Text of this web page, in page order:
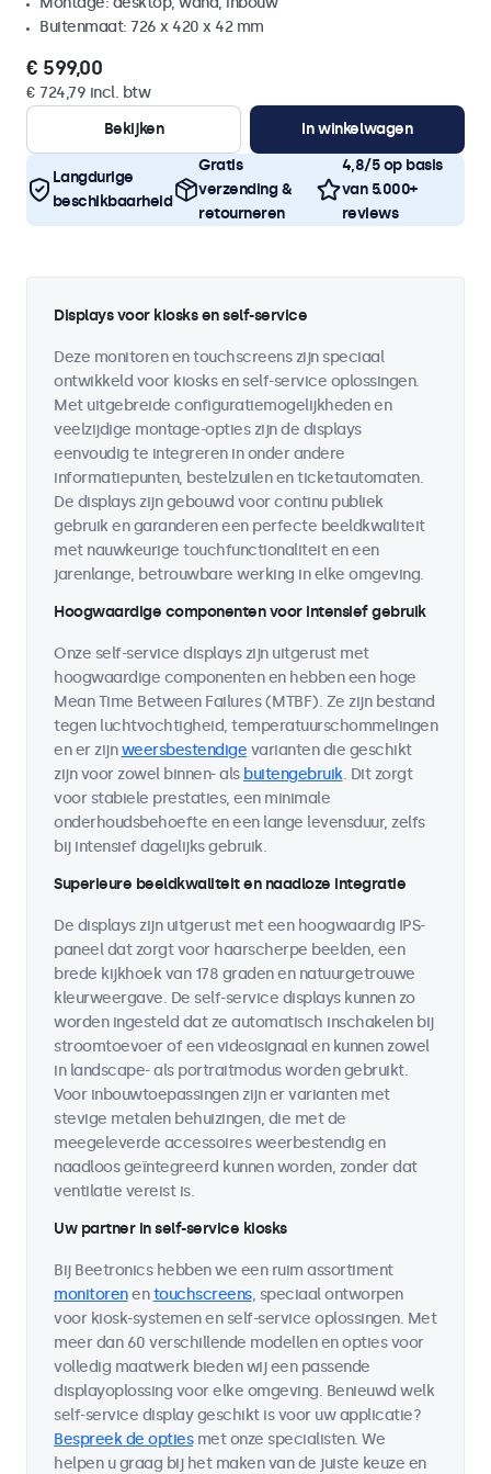
Buitenmaat: 726 x 420 x 42 mm
€ 599,00
€ 724,79 incl. btw
Bekijken
In winkelwagen
Langdurige
beschikbaarheid
Gratis
verzending &
retourneren
4,8/5 op basis
van 5.000+
reviews
Displays voor kiosks en self-service
Deze monitoren en touchscreens zijn speciaal
ontwikkeld voor kiosks en self-service oplossingen.
Met uitgebreide configuratiemogelijkheden en
veelzijdige montage-opties zijn de displays
eenvoudig te integreren in onder andere
informatiepunten, bestelzuilen en ticketautomaten.
De displays zijn gebouwd voor continu publiek
gebruik en garanderen een perfecte beeldkwaliteit
met nauwkeurige touchfunctionaliteit en een
jarenlange, betrouwbare werking in elke omgeving.
Hoogwaardige componenten voor intensief gebruik
Onze self-service displays zijn uitgerust met
hoogwaardige componenten en hebben een hoge
Mean Time Between Failures (MTBF). Ze zijn bestand
tegen luchtvochtigheid, temperatuurschommelingen
en er zijnweersbestendige varianten die geschikt
zijn voor zowel binnen- als buitengebruik. Dit zorgt
voor stabiele prestaties, een minimale
onderhoudsbehoefte en een lange levensduur, zelfs
bij intensief dagelijks gebruik.
Superieure beeldkwaliteit en naadloze integratie
De displays zijn uitgerust met een hoogwaardig IPS-
paneel dat zorgt voor haarscherpe beelden, een
brede kijkhoek van 178 graden en natuurgetrouwe
kleurweergave. De self-service displays kunnen zo
worden ingesteld dat ze automatisch inschakelen bij
stroomtoevoer of een videosignaal en kunnen zowel
in landscape- als portraitmodus worden gebruikt.
Voor inbouwtoepassingen zijn er varianten met
stevige metalen behuizingen, die met de
meegeleverde accessoires weerbestendig en
naadloos geïntegreerd kunnen worden, zonder dat
ventilatie vereist is.
Uw partner in self-service kiosks
Bij Beetronics hebben we een ruim assortiment
monitorenentouchscreens, speciaal ontworpen
voor kiosk-systemen en self-service oplossingen. Met
meer dan 60 verschillende modellen en opties voor
volledig maatwerk bieden wij een passende
displayoplossing voor elke omgeving. Benieuwd welk
self-service display geschikt is voor uw applicatie?
Bespreek de optiesmet onze specialisten. We
helpen u graag bij het maken van de juiste keuze en